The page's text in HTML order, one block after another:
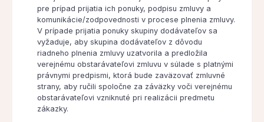
pre prípad prijatia ich ponuky, podpisu zmluvy a
komunikácie/zodpovednosti v procese plnenia zmluvy.
V prípade prijatia ponuky skupiny dodávateľov sa
vyžaduje, aby skupina dodávateľov z dôvodu
riadneho plnenia zmluvy uzatvorila a predložila
verejnému obstarávateľovi zmluvu v súlade s platnými
právnymi predpismi, ktorá bude zaväzovať zmluvné
strany, aby ručili spoločne za záväzky voči verejnému
obstarávateľovi vzniknuté pri realizácii predmetu
zákazky.